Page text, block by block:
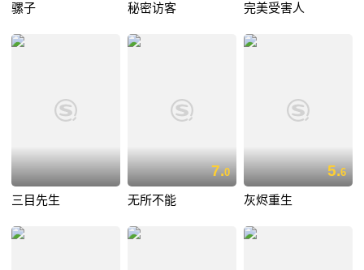
骡子 秘密访客 完美受害人
三目先生
7.0
无所不能
5.6
灰烬重生